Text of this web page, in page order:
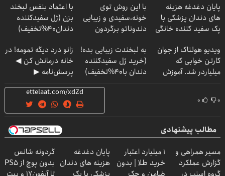
پایان دغدغه هزینه
های دندان پزشکی با
پک سفید کننده خانگی
با این روش توی
خونه،سفیدی و زیبایی
دندوناتو برگردون
با اعتماد بنفس لبخند
بزن (ژل سفیدکننده
دندان40%تخفیف)
ویدیو هولناک از جوان
کارتن خوابی که
میلیاردر شد. آموزش
به لبخندت زیبایی بده!
(خرید ژل سفیدکننده
دندان با40%تخفیف)
زانو درد دیگه تمومه! در
خانه درمانش کن ◀
پرسش‌نامه ▶
۰ ۰
مطالب پیشنهادی
مسیر همراهی و
گزارش عملکرد
۱ میلیارد اعتبار
خرید طلا | بدون
پایان دغدغه
هزینه های دندان
گردونه شانس
بدون پوچ از PS5